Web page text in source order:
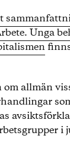
Unga
om allmän
i